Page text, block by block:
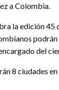
a Colombia.
la edición
del
8 ciudades